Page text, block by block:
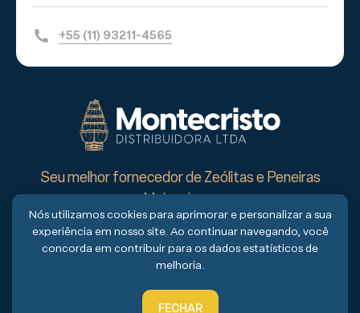
+55 (11) 93211-4565
Seu melhor fornecedor de Zeólitas e Peneiras
Moleculares
Fornecemos zeólitas, catalisadores, gel de sílica para
cromatografia, e surfactantes das maiores empresas
mundiais e líderes de mercado.
© 2026 Montecristo Distribuidora
Nós utilizamos cookies para aprimorar e personalizar a sua
experiência em nosso site. Ao continuar navegando, você
concorda em contribuir para os dados estatísticos de
melhoria.
FECHAR